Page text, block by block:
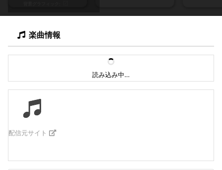
楽曲情報
読み込み中…
配信元サイト